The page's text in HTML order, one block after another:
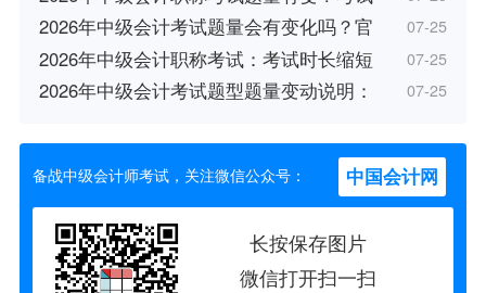
2026年中级会计考试题量会有变化吗？官 07-25
2026年中级会计职称考试：考试时长缩短 07-25
2026年中级会计考试题型题量变动说明： 07-25
备战中级会计师考试，关注微信公众号： 中国会计网
长按保存图片
微信打开扫一扫